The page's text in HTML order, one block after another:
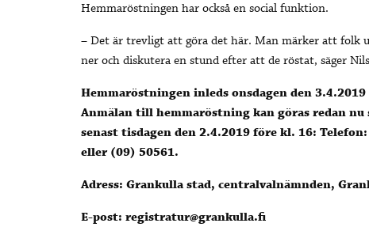
Hemmaröstningen har också en social funktion.
– Det är trevligt att göra det här. Man märker att folk
ner och diskutera en stund efter att de röstat, säger
Hemmaröstningen inleds onsdagen den
Anmälan till hemmaröstning kan göras redan
senast tisdagen den 2.4.2019 före kl. 16:
eller (09) 50561.
Adress: Grankulla stad, centralvalnämnden,
E-post: registratur@grankulla.fi